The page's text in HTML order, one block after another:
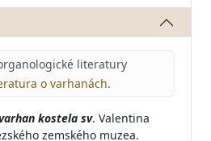
literatury
o varhanách.
kostela sv. Valentina
zemského muzea.